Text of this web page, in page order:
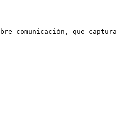
comunicación, que